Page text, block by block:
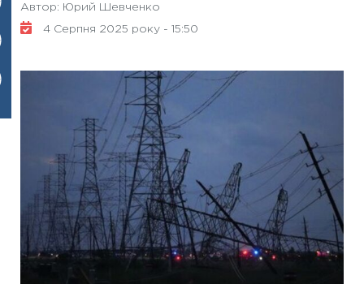
Автор: Юрий Шевченко
4 Серпня 2025 року - 15:50